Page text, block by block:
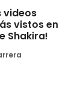
videos
vistos en
Shakira!